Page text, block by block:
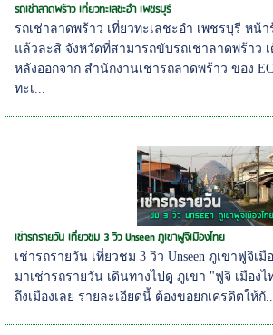
รถเช่าลาดพร้าว เที่ยวทะเลชะอำ เพชรบุรี
รถเช่าลาดพร้าว เที่ยวทะเลชะอำ เพชรบุรี หน้า
แล้วละสิ จังหวัดที่สามารถขับรถเช่าลาดพร้าว
หลังออกจาก สำนักงานเช่ารถลาดพร้าว ของ
ทะเ...
เช่ารถรายวัน เที่ยวชม 3 วิว Unseen ภูเขาฟูจิเมืองไทย
เช่ารถรายวัน เที่ยวชม 3 วิว Unseen ภูเขาฟูจิเ
มาเช่ารถรายวัน เดินทางไปดู ภูเขา "ฟูจิ เมือง
ถึงเมืองเลย รายละเอียดนี้ ต้องขอยกเครดิตให้กั